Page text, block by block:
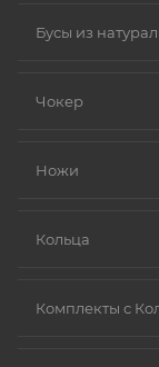
Бусы из
Чокер
Ножи
Кольца
Комплекты с